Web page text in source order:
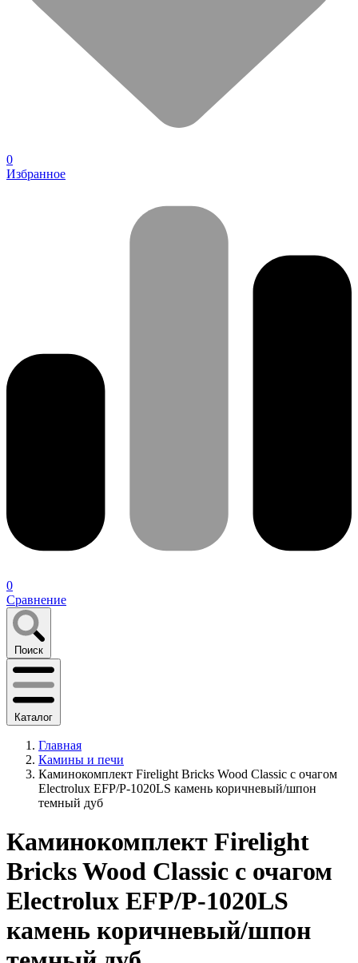
0
Избранное
0
Сравнение
Поиск
Каталог
Главная
Камины и печи
Каминокомплект Firelight Bricks Wood Classic с очагом
Electrolux EFP/P-1020LS камень коричневый/шпон
темный дуб
Каминокомплект Firelight
Bricks Wood Classic с очагом
Electrolux EFP/P-1020LS
камень коричневый/шпон